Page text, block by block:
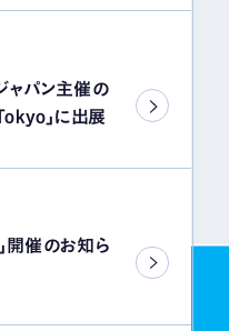
ャパン主催の
」に出展
開催のお知ら